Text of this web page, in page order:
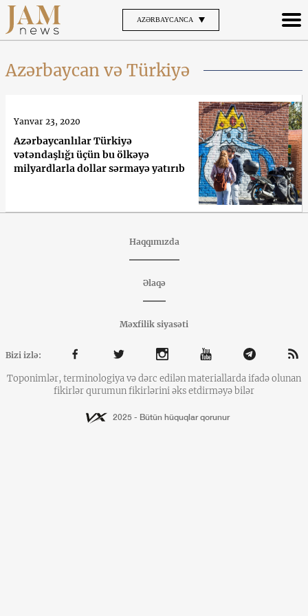
AZƏRBAYCANCA
Azərbaycan və Türkiyə
Azərbaycanlılar Türkiyə
vətəndaşlığı üçün bu ölkəyə
milyardlarla dollar sərmayə yatırıb
Yanvar 23, 2020
Haqqımızda
Əlaqə
Məxfilik siyasəti
Bizi izlə:
Toponimlər, terminologiya və dərc edilən materiallarda ifadə olunan
fikirlər qurumun fikirlərini əks etdirməyə bilər
2025 - Bütün hüquqlar qorunur